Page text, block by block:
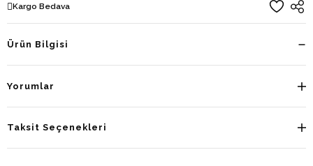
Kargo Bedava
Ürün Bilgisi
Yorumlar
Taksit Seçenekleri